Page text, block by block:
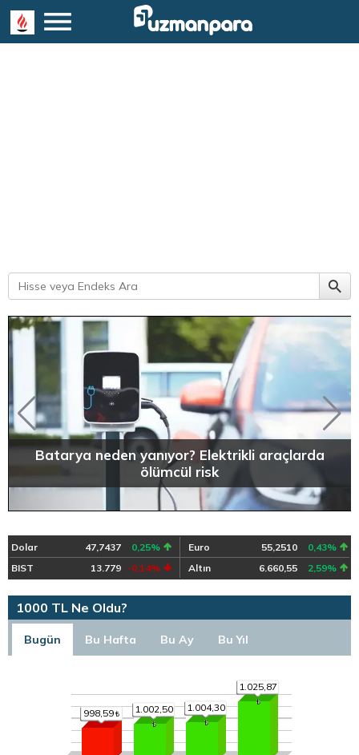
Batarya neden yanıyor? Elektrikli araçlarda
ölümcül risk
Dolar 47,7437 0,25% Euro 55,2510
0,43%
BIST
13.779 -0,14% Altın 6.660,55 2,59%
1000 TL Ne Oldu?
Bugün Bu Hafta Bu Ay Bu Yıl
998,59 1.002,50 1.004,30
1.025,87